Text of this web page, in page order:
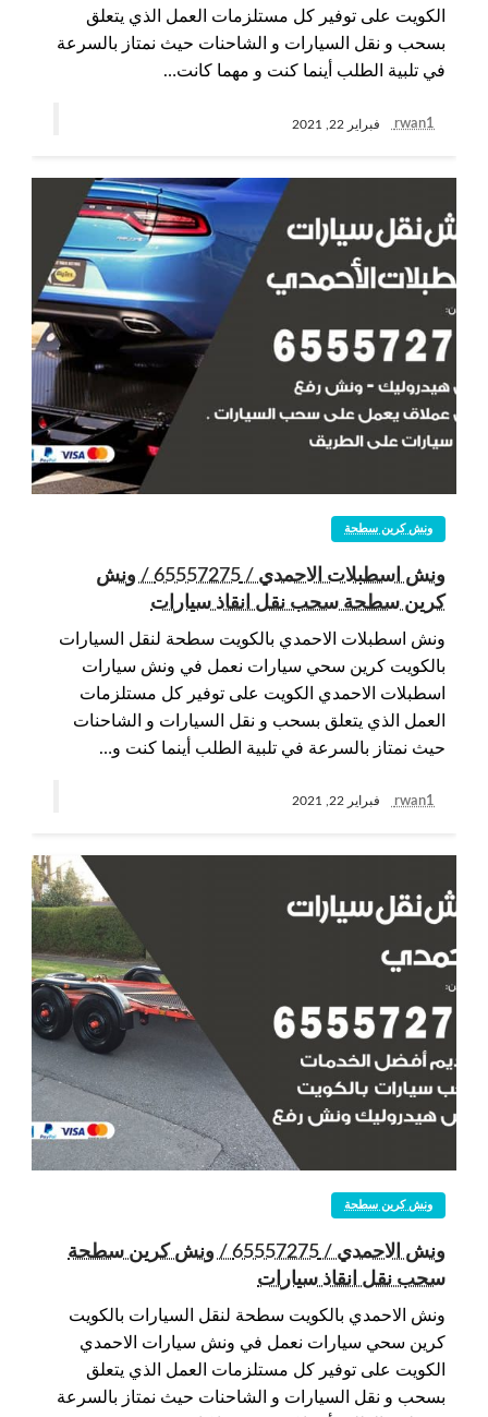
الكويت على توفير كل مستلزمات العمل الذي يتعلق
بسحب و نقل السيارات و الشاحنات حيث نمتاز بالسرعة
في تلبية الطلب أينما كنت و مهما كانت…
rwan1 فبراير 22, 2021
ونش كرين سطحة
ونش اسطبلات الاحمدي / 65557275 / ونش
كرين سطحة سحب نقل انقاذ سيارات
ونش اسطبلات الاحمدي بالكويت سطحة لنقل السيارات
بالكويت كرين سحي سيارات نعمل في ونش سيارات
اسطبلات الاحمدي الكويت على توفير كل مستلزمات
العمل الذي يتعلق بسحب و نقل السيارات و الشاحنات
حيث نمتاز بالسرعة في تلبية الطلب أينما كنت و…
rwan1 فبراير 22, 2021
ونش كرين سطحة
ونش الاحمدي / 65557275 / ونش كرين سطحة
سحب نقل انقاذ سيارات
ونش الاحمدي بالكويت سطحة لنقل السيارات بالكويت
كرين سحي سيارات نعمل في ونش سيارات الاحمدي
الكويت على توفير كل مستلزمات العمل الذي يتعلق
بسحب و نقل السيارات و الشاحنات حيث نمتاز بالسرعة